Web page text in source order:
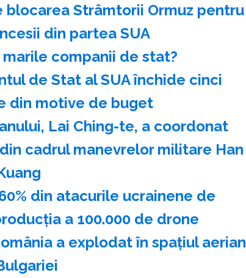
blocarea Strâmtorii Ormuz pentru
din partea SUA
companii de stat?
de Stat al SUA închide cinci
din motive de buget
Lai Ching-te, a coordonat
cadrul manevrelor militare Han
din atacurile ucrainene de
a 100.000 de drone
a explodat în spaţiul aerian